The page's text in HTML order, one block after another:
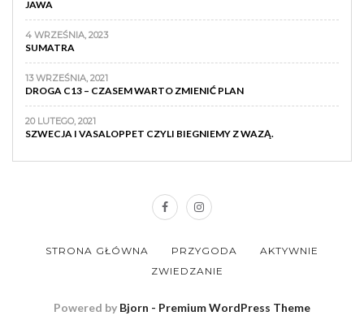
JAWA
4 WRZEŚNIA, 2023
SUMATRA
13 WRZEŚNIA, 2021
DROGA C13 – CZASEM WARTO ZMIENIĆ PLAN
20 LUTEGO, 2021
SZWECJA I VASALOPPET CZYLI BIEGNIEMY Z WAZĄ.
STRONA GŁÓWNA PRZYGODA
AKTYWNIE
ZWIEDZANIE
Powered by Bjorn - Premium WordPress Theme